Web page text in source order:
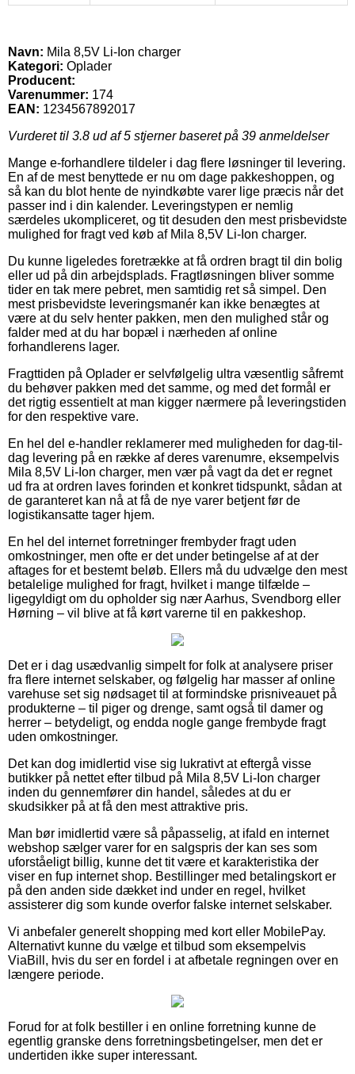
Navn: Mila 8,5V Li-Ion charger
Kategori: Oplader
Producent:
Varenummer: 174
EAN: 1234567892017
Vurderet til 3.8 ud af 5 stjerner baseret på 39 anmeldelser
Mange e-forhandlere tildeler i dag flere løsninger til levering.
En af de mest benyttede er nu om dage pakkeshoppen, og
så kan du blot hente de nyindkøbte varer lige præcis når det
passer ind i din kalender. Leveringstypen er nemlig
særdeles ukompliceret, og tit desuden den mest prisbevidste
mulighed for fragt ved køb af Mila 8,5V Li-Ion charger.
Du kunne ligeledes foretrække at få ordren bragt til din bolig
eller ud på din arbejdsplads. Fragtløsningen bliver somme
tider en tak mere pebret, men samtidig ret så simpel. Den
mest prisbevidste leveringsmanér kan ikke benægtes at
være at du selv henter pakken, men den mulighed står og
falder med at du har bopæl i nærheden af online
forhandlerens lager.
Fragttiden på Oplader er selvfølgelig ultra væsentlig såfremt
du behøver pakken med det samme, og med det formål er
det rigtig essentielt at man kigger nærmere på leveringstiden
for den respektive vare.
En hel del e-handler reklamerer med muligheden for dag-til-
dag levering på en række af deres varenumre, eksempelvis
Mila 8,5V Li-Ion charger, men vær på vagt da det er regnet
ud fra at ordren laves forinden et konkret tidspunkt, sådan at
de garanteret kan nå at få de nye varer betjent før de
logistikansatte tager hjem.
En hel del internet forretninger frembyder fragt uden
omkostninger, men ofte er det under betingelse af at der
aftages for et bestemt beløb. Ellers må du udvælge den mest
betalelige mulighed for fragt, hvilket i mange tilfælde –
ligegyldigt om du opholder sig nær Aarhus, Svendborg eller
Hørning – vil blive at få kørt varerne til en pakkeshop.
Det er i dag usædvanlig simpelt for folk at analysere priser
fra flere internet selskaber, og følgelig har masser af online
varehuse set sig nødsaget til at formindske prisniveauet på
produkterne – til piger og drenge, samt også til damer og
herrer – betydeligt, og endda nogle gange frembyde fragt
uden omkostninger.
Det kan dog imidlertid vise sig lukrativt at eftergå visse
butikker på nettet efter tilbud på Mila 8,5V Li-Ion charger
inden du gennemfører din handel, således at du er
skudsikker på at få den mest attraktive pris.
Man bør imidlertid være så påpasselig, at ifald en internet
webshop sælger varer for en salgspris der kan ses som
uforståeligt billig, kunne det tit være et karakteristika der
viser en fup internet shop. Bestillinger med betalingskort er
på den anden side dækket ind under en regel, hvilket
assisterer dig som kunde overfor falske internet selskaber.
Vi anbefaler generelt shopping med kort eller MobilePay.
Alternativt kunne du vælge et tilbud som eksempelvis
ViaBill, hvis du ser en fordel i at afbetale regningen over en
længere periode.
Forud for at folk bestiller i en online forretning kunne de
egentlig granske dens forretningsbetingelser, men det er
undertiden ikke super interessant.